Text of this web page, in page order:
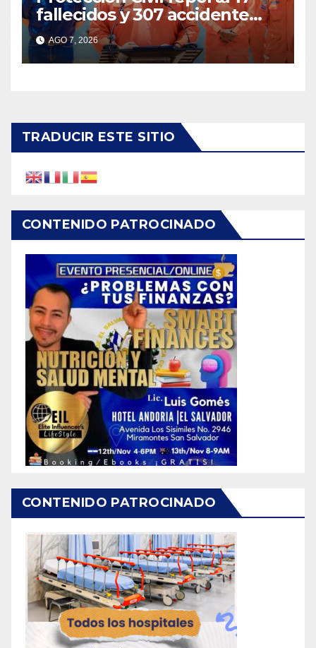
fallecidos y 307 accidente
durante vacaciones
agostinas
AGO 7, 2026
TRADUCIR ESTE SITIO
CONTENIDO PATROCINADO
CONTENIDO PATROCINADO